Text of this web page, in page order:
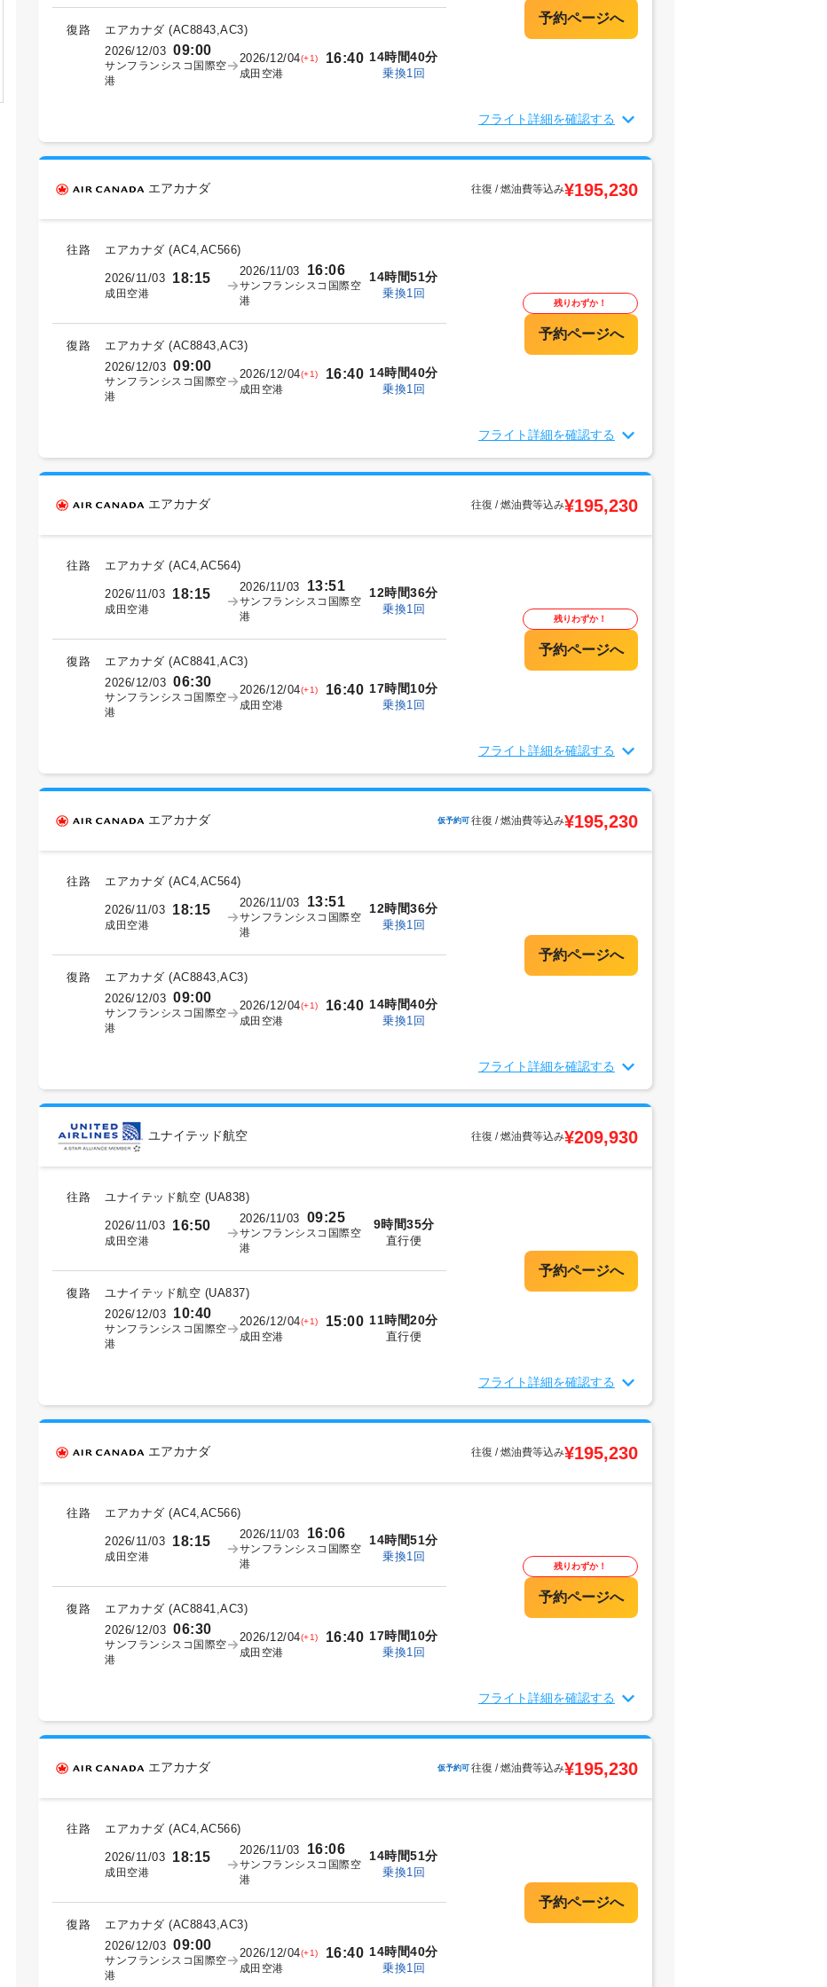
復路 エアカナダ (AC8843,AC3)
2026/12/03 09:00
サンフランシスコ国際空
港
2026/12/04(+1) 16:40
成田空港
14時間40分
乗換1回
フライト詳細を確認する
エアカナダ 往復 / 燃油費等込み¥195,230
往路 エアカナダ (AC4,AC566)
2026/11/03 18:15
成田空港
2026/11/03 16:06
サンフランシスコ国際空
港
14時間51分
乗換1回
復路 エアカナダ (AC8843,AC3)
2026/12/03 09:00
サンフランシスコ国際空
港
2026/12/04(+1) 16:40
成田空港
14時間40分
乗換1回
残りわずか！
フライト詳細を確認する
エアカナダ 往復 / 燃油費等込み¥195,230
往路 エアカナダ (AC4,AC564)
2026/11/03 18:15
成田空港
2026/11/03 13:51
サンフランシスコ国際空
港
12時間36分
乗換1回
復路 エアカナダ (AC8841,AC3)
2026/12/03 06:30
サンフランシスコ国際空
港
2026/12/04(+1) 16:40
成田空港
17時間10分
乗換1回
残りわずか！
フライト詳細を確認する
エアカナダ 仮予約可 往復 / 燃油費等込み¥195,230
往路 エアカナダ (AC4,AC564)
2026/11/03 18:15
成田空港
2026/11/03 13:51
サンフランシスコ国際空
港
12時間36分
乗換1回
復路 エアカナダ (AC8843,AC3)
2026/12/03 09:00
サンフランシスコ国際空
港
2026/12/04(+1) 16:40
成田空港
14時間40分
乗換1回
フライト詳細を確認する
ユナイテッド航空 往復 / 燃油費等込み¥209,930
往路 ユナイテッド航空 (UA838)
2026/11/03 16:50
成田空港
2026/11/03 09:25
サンフランシスコ国際空
港
9時間35分
直行便
復路 ユナイテッド航空 (UA837)
2026/12/03 10:40
サンフランシスコ国際空
港
2026/12/04(+1) 15:00
成田空港
11時間20分
直行便
フライト詳細を確認する
エアカナダ 往復 / 燃油費等込み¥195,230
往路 エアカナダ (AC4,AC566)
2026/11/03 18:15
成田空港
2026/11/03 16:06
サンフランシスコ国際空
港
14時間51分
乗換1回
復路 エアカナダ (AC8841,AC3)
2026/12/03 06:30
サンフランシスコ国際空
港
2026/12/04(+1) 16:40
成田空港
17時間10分
乗換1回
残りわずか！
フライト詳細を確認する
エアカナダ 仮予約可 往復 / 燃油費等込み¥195,230
往路 エアカナダ (AC4,AC566)
2026/11/03 18:15
成田空港
2026/11/03 16:06
サンフランシスコ国際空
港
14時間51分
乗換1回
復路 エアカナダ (AC8843,AC3)
2026/12/03 09:00
サンフランシスコ国際空
港
2026/12/04(+1) 16:40
成田空港
14時間40分
乗換1回